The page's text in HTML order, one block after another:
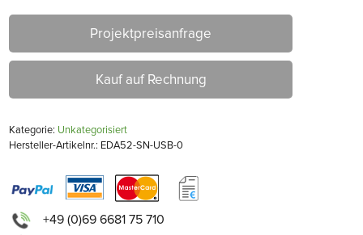
Projektpreisanfrage
Kauf auf Rechnung
Kategorie: Unkategorisiert
Hersteller-Artikelnr.: EDA52-SN-USB-0
+49 (0)69 6681 75 710